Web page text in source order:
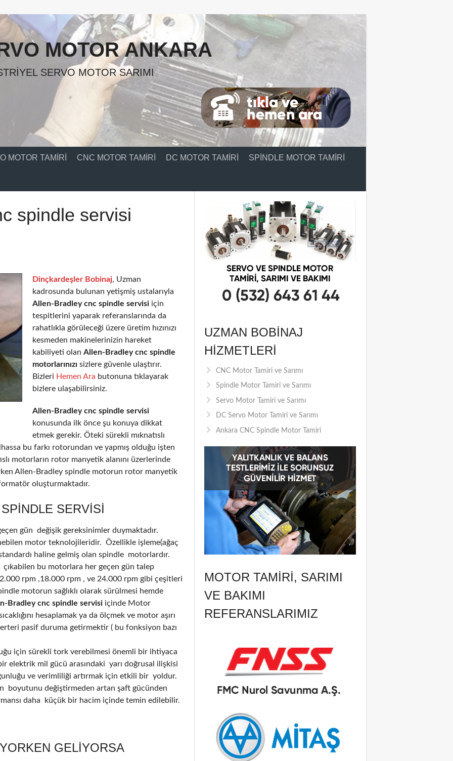
MOTOR ANKARA
SERVO MOTOR SARIMI
MOTOR TAMIRI CNC MOTOR TAMIRI DC MOTOR TAMIRI SPINDLE MOTOR TAMIRI
spindle servisi
Dinçkardeşler Bobinaj, Uzman
kadrosunda bulunan yetişmiş ustalarıyla
Allen-Bradley cnc spindle servisi için
tespitlerini yaparak referanslarında da
rahatlıkla görüleceği üzere üretim hızınızı
kesmeden makinelerinizin hareket
kabiliyeti olan Allen-Bradley cnc spindle
motorlarınızı sizlere güvenle ulaştırır.
Bizleri Hemen Ara butonuna tıklayarak
bizlere ulaşabilirsiniz.
Allen-Bradley cnc spindle servisi
konusunda ilk önce şu konuya dikkat
etmek gerekir. Öteki sürekli mıknatıslı
bu farkı rotorundan ve yapmış olduğu işten
motorların rotor manyetik alanını üzerlerinde
Allen-Bradley spindle motorun rotor manyetik
oluşturmaktadır.
SERVISI
gün değişik gereksinimler duymaktadır.
motor teknolojileridir. Özellikle işleme(ağaç
haline gelmiş olan spindle motorlardır.
bu motorlara her geçen gün talep
rpm ,18.000 rpm , ve 24.000 rpm gibi çeşitleri
motorun sağlıklı olarak sürülmesi hemde
Bradley cnc spindle servisi içinde Motor
hesaplamak ya da ölçmek ve motor aşırı
pasif duruma getirmektir ( bu fonksiyon bazı
için sürekli tork verebilmesi önemli bir ihtiyaca
elektrik mil gücü arasındaki yarı doğrusal ilişkisi
ve verimliliği artırmak için etkili bir yoldur.
boyutunu değiştirmeden artan şaft gücünden
daha küçük bir hacim içinde temin edilebilir.
GELİYORSA
UZMAN BOBINAJ
HIZMETLERI
CNC Motor Tamiri ve Sarımı
Spindle Motor Tamiri ve Sarımı
Servo Motor Tamiri ve Sarımı
DC Servo Motor Tamiri ve Sarımı
Ankara CNC Spindle Motor Tamiri
MOTOR TAMIRI, SARIMI
VE BAKIMI
REFERANSLARIMIZ